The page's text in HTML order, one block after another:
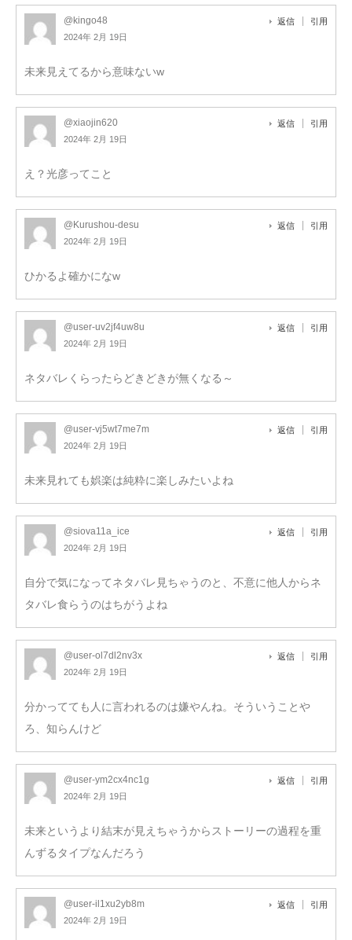
@kingo48
2024年 2月 19日
返信 引用
未来見えてるから意味ないw
@xiaojin620
2024年 2月 19日
返信 引用
え？光彦ってこと
@Kurushou-desu
2024年 2月 19日
返信 引用
ひかるよ確かになw
@user-uv2jf4uw8u
2024年 2月 19日
返信 引用
ネタバレくらったらどきどきが無くなる～
@user-vj5wt7me7m
2024年 2月 19日
返信 引用
未来見れても娯楽は純粋に楽しみたいよね
@siova11a_ice
2024年 2月 19日
返信 引用
自分で気になってネタバレ見ちゃうのと、不意に他人からネ
タバレ食らうのはちがうよね
@user-ol7dl2nv3x
2024年 2月 19日
返信 引用
分かってても人に言われるのは嫌やんね。そういうことや
ろ、知らんけど
@user-ym2cx4nc1g
2024年 2月 19日
返信 引用
未来というより結末が見えちゃうからストーリーの過程を重
んずるタイプなんだろう
@user-il1xu2yb8m
2024年 2月 19日
返信 引用